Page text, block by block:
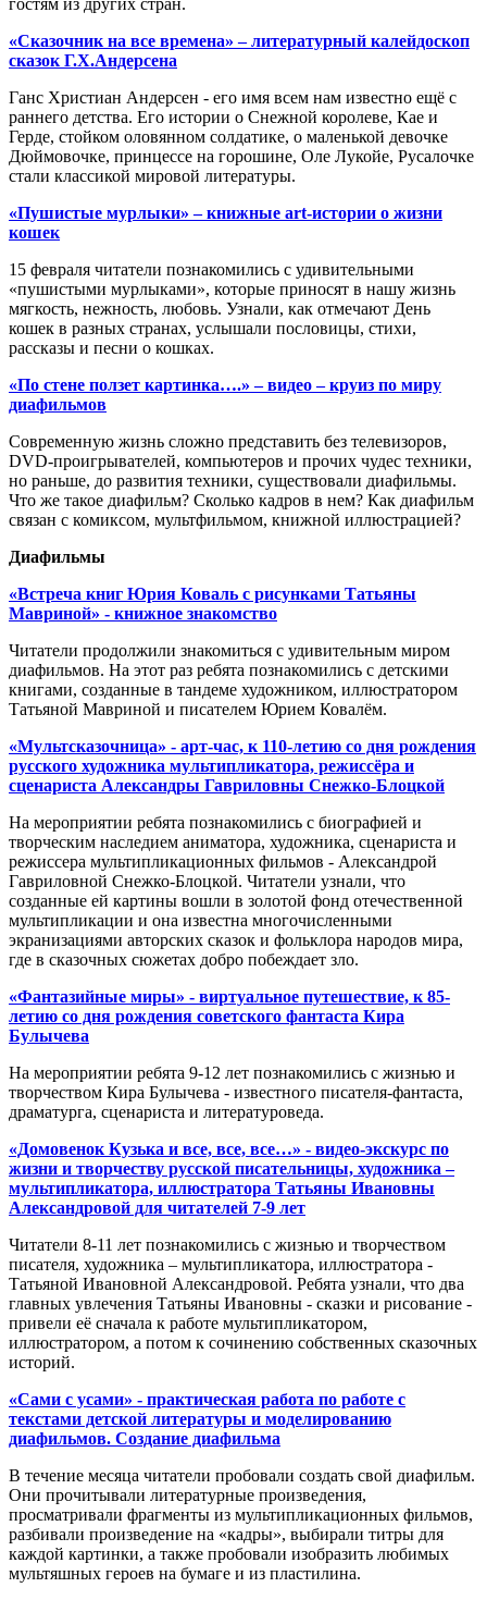
гостям из других стран.
«Сказочник на все времена» – литературный калейдоскоп
сказок Г.Х.Андерсена
Ганс Христиан Андерсен - его имя всем нам известно ещё с
раннего детства. Его истории о Снежной королеве, Кае и
Герде, стойком оловянном солдатике, о маленькой девочке
Дюймовочке, принцессе на горошине, Оле Лукойе, Русалочке
стали классикой мировой литературы.
«Пушистые мурлыки» – книжные art-истории о жизни
кошек
15 февраля читатели познакомились с удивительными
«пушистыми мурлыками», которые приносят в нашу жизнь
мягкость, нежность, любовь. Узнали, как отмечают День
кошек в разных странах, услышали пословицы, стихи,
рассказы и песни о кошках.
«По стене ползет картинка….» – видео – круиз по миру
диафильмов
Современную жизнь сложно представить без телевизоров,
DVD-проигрывателей, компьютеров и прочих чудес техники,
но раньше, до развития техники, существовали диафильмы.
Что же такое диафильм? Сколько кадров в нем? Как диафильм
связан с комиксом, мультфильмом, книжной иллюстрацией?
Диафильмы
«Встреча книг Юрия Коваль с рисунками Татьяны
Мавриной» - книжное знакомство
Читатели продолжили знакомиться с удивительным миром
диафильмов. На этот раз ребята познакомились с детскими
книгами, созданные в тандеме художником, иллюстратором
Татьяной Мавриной и писателем Юрием Ковалём.
«Мультсказочница» - арт-час, к 110-летию со дня рождения
русского художника мультипликатора, режиссёра и
сценариста Александры Гавриловны Снежко-Блоцкой
На мероприятии ребята познакомились с биографией и
творческим наследием аниматора, художника, сценариста и
режиссера мультипликационных фильмов - Александрой
Гавриловной Снежко-Блоцкой. Читатели узнали, что
созданные ей картины вошли в золотой фонд отечественной
мультипликации и она известна многочисленными
экранизациями авторских сказок и фольклора народов мира,
где в сказочных сюжетах добро побеждает зло.
«Фантазийные миры» - виртуальное путешествие, к 85-
летию со дня рождения советского фантаста Кира
Булычева
На мероприятии ребята 9-12 лет познакомились с жизнью и
творчеством Кира Булычева - известного писателя-фантаста,
драматурга, сценариста и литературоведа.
«Домовенок Кузька и все, все, все…» - видео-экскурс по
жизни и творчеству русской писательницы, художника –
мультипликатора, иллюстратора Татьяны Ивановны
Александровой для читателей 7-9 лет
Читатели 8-11 лет познакомились с жизнью и творчеством
писателя, художника – мультипликатора, иллюстратора -
Татьяной Ивановной Александровой. Ребята узнали, что два
главных увлечения Татьяны Ивановны - сказки и рисование -
привели её сначала к работе мультипликатором,
иллюстратором, а потом к сочинению собственных сказочных
историй.
«Сами с усами» - практическая работа по работе с
текстами детской литературы и моделированию
диафильмов. Создание диафильма
В течение месяца читатели пробовали создать свой диафильм.
Они прочитывали литературные произведения,
просматривали фрагменты из мультипликационных фильмов,
разбивали произведение на «кадры», выбирали титры для
каждой картинки, а также пробовали изобразить любимых
мультяшных героев на бумаге и из пластилина.